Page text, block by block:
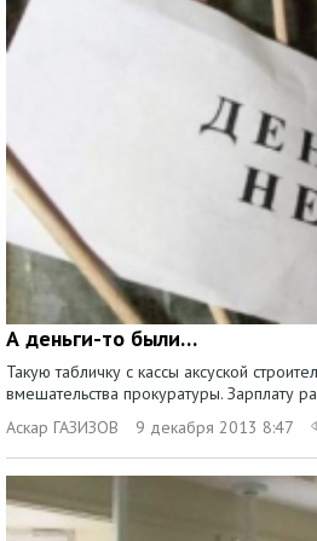
А деньги-то были…
Такую табличку с кассы аксуской
вмешательства прокуратуры. Зарплату
Аскар ГАЗИЗОВ
9 декабря 2013 8:47